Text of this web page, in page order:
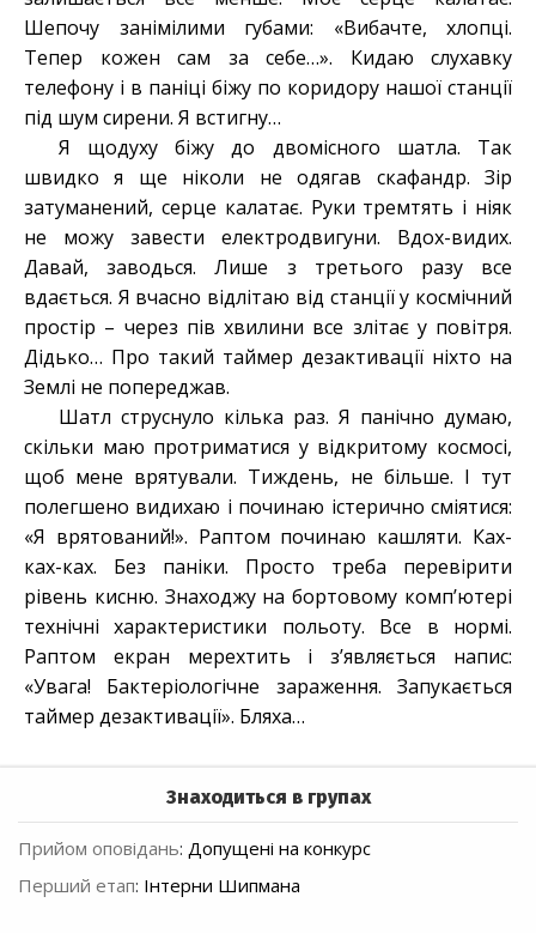
Шепочу занімілими губами: «Вибачте, хлопці.
Тепер кожен сам за себе…». Кидаю слухавку
телефону і в паніці біжу по коридору нашої станції
під шум сирени. Я встигну…
Я щодуху біжу до двомісного шатла. Так
швидко я ще ніколи не одягав скафандр. Зір
затуманений, серце калатає. Руки тремтять і ніяк
не можу завести електродвигуни. Вдох-видих.
Давай, заводься. Лише з третього разу все
вдається. Я вчасно відлітаю від станції у космічний
простір – через пів хвилини все злітає у повітря.
Дідько… Про такий таймер дезактивації ніхто на
Землі не попереджав.
Шатл струснуло кілька раз. Я панічно думаю,
скільки маю протриматися у відкритому космосі,
щоб мене врятували. Тиждень, не більше. І тут
полегшено видихаю і починаю істерично сміятися:
«Я врятований!». Раптом починаю кашляти. Ках-
ках-ках. Без паніки. Просто треба перевірити
рівень кисню. Знаходжу на бортовому комп’ютері
технічні характеристики польоту. Все в нормі.
Раптом екран мерехтить і з’являється напис:
«Увага! Бактеріологічне зараження. Запукається
таймер дезактивації». Бляха…
Знаходиться в групах
Прийом оповідань: Допущені на конкурс
Перший етап: Інтерни Шипмана